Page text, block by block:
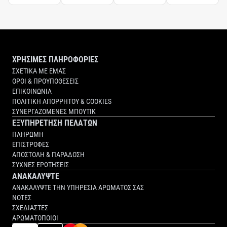
EDTA, BHT, PHENOXYETHANOL, SODIUM BENZOATE, BENZOIC ACID,
ΧΡΗΣΙΜΕΣ ΠΛΗΡΟΦΟΡΙΕΣ
ΣΧΕΤΙΚΑ ΜΕ ΕΜΑΣ
ΟΡΟΙ & ΠΡΟΥΠΟΘΕΣΕΙΣ
ΕΠΙΚΟΙΝΩΝΙΑ
ΠΟΛΙΤΙΚΗ ΑΠΟΡΡΗΤΟΥ & COOKIES
ΣΥΝΕΡΓΑΖΟΜΕΝΕΣ ΜΠΟΥΤΙΚ
ΕΞΥΠΗΡΕΤΗΣΗ ΠΕΛΑΤΩΝ
ΠΛΗΡΩΜΗ
ΕΠΙΣΤΡΟΦΕΣ
ΑΠΟΣΤΟΛΗ & ΠΑΡΑΔΟΣΗ
ΣΥΧΝΕΣ ΕΡΩΤΗΣΕΙΣ
ΑΝΑΚΑΛΥΨΤΕ
ΑΝΑΚΑΛΥΨΤΕ ΤΗΝ ΥΠΗΡΕΣΙΑ ΑΡΩΜΑΤΟΣ ΣΑΣ
ΝΟΤΕΣ
ΣΧΕΔΙΑΣΤΕΣ
ΑΡΩΜΑΤΟΠΟΙΟΙ